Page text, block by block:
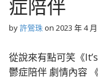
症陪伴
by許鶯珠on 2023 年 4
從說來有點可笑《
鬱症陪伴 劇情內容